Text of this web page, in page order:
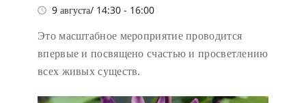
9 августа/ 14:30 - 16:00
Это масштабное мероприятие проводится
впервые и посвящено счастью и просветлению
всех живых существ.